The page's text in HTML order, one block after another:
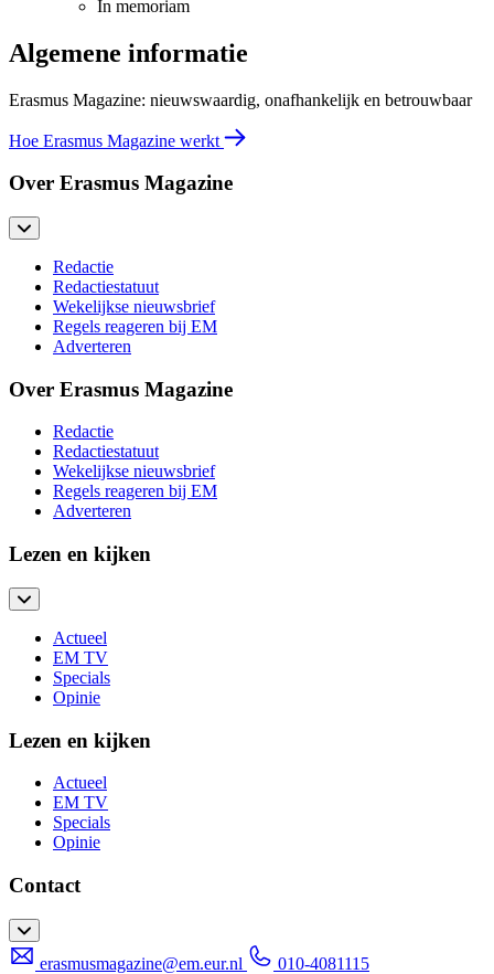
In memoriam
Algemene informatie
Erasmus Magazine: nieuwswaardig, onafhankelijk en betrouwbaar
Hoe Erasmus Magazine werkt
Over Erasmus Magazine
Redactie
Redactiestatuut
Wekelijkse nieuwsbrief
Regels reageren bij EM
Adverteren
Over Erasmus Magazine
Redactie
Redactiestatuut
Wekelijkse nieuwsbrief
Regels reageren bij EM
Adverteren
Lezen en kijken
Actueel
EM TV
Specials
Opinie
Lezen en kijken
Actueel
EM TV
Specials
Opinie
Contact
erasmusmagazine@em.eur.nl
010-4081115